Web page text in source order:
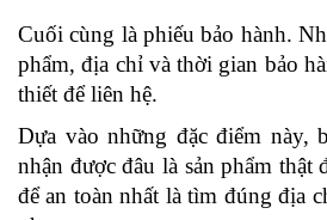
Cuối cùng là phiếu bảo hành.
phẩm, địa chỉ và thời gian bảo
thiết để liên hệ.
Dựa vào những đặc điểm này,
nhận được đâu là sản phẩm thật
để an toàn nhất là tìm đúng địa